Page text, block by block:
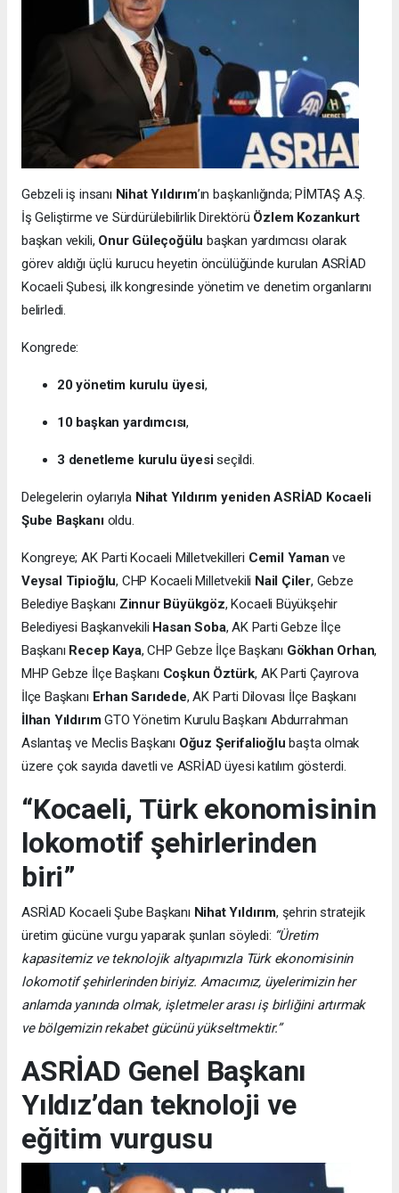
Gebzeli iş insanı Nihat Yıldırım’ın başkanlığında; PİMTAŞ A.Ş.
İş Geliştirme ve Sürdürülebilirlik Direktörü Özlem Kozankurt
başkan vekili, Onur Güleçoğülu başkan yardımcısı olarak
görev aldığı üçlü kurucu heyetin öncülüğünde kurulan ASRİAD
Kocaeli Şubesi, ilk kongresinde yönetim ve denetim organlarını
belirledi.
Kongrede:
20 yönetim kurulu üyesi,
10 başkan yardımcısı,
3 denetleme kurulu üyesiseçildi.
Delegelerin oylarıyla Nihat Yıldırım yeniden ASRİAD Kocaeli
Şube Başkanıoldu.
Kongreye; AK Parti Kocaeli Milletvekilleri Cemil Yaman ve
Veysal Tipioğlu, CHP Kocaeli Milletvekili Nail Çiler, Gebze
Belediye Başkanı Zinnur Büyükgöz, Kocaeli Büyükşehir
Belediyesi Başkanvekili Hasan Soba, AK Parti Gebze İlçe
Başkanı Recep Kaya, CHP Gebze İlçe Başkanı Gökhan Orhan,
MHP Gebze İlçe Başkanı Coşkun Öztürk, AK Parti Çayırova
İlçe Başkanı Erhan Sarıdede, AK Parti Dilovası İlçe Başkanı
İlhan YıldırımGTO Yönetim Kurulu Başkanı Abdurrahman
Aslantaş ve Meclis Başkanı Oğuz Şerifalioğlu başta olmak
üzere çok sayıda davetli ve ASRİAD üyesi katılım gösterdi.
“Kocaeli, Türk ekonomisinin
lokomotif şehirlerinden
biri”
ASRİAD Kocaeli Şube Başkanı Nihat Yıldırım, şehrin stratejik
üretim gücüne vurgu yaparak şunları söyledi: “Üretim
kapasitemiz ve teknolojik altyapımızla Türk ekonomisinin
lokomotif şehirlerinden biriyiz. Amacımız, üyelerimizin her
anlamda yanında olmak, işletmeler arası iş birliğini artırmak
ve bölgemizin rekabet gücünü yükseltmektir.”
ASRİAD Genel Başkanı
Yıldız’dan teknoloji ve
eğitim vurgusu